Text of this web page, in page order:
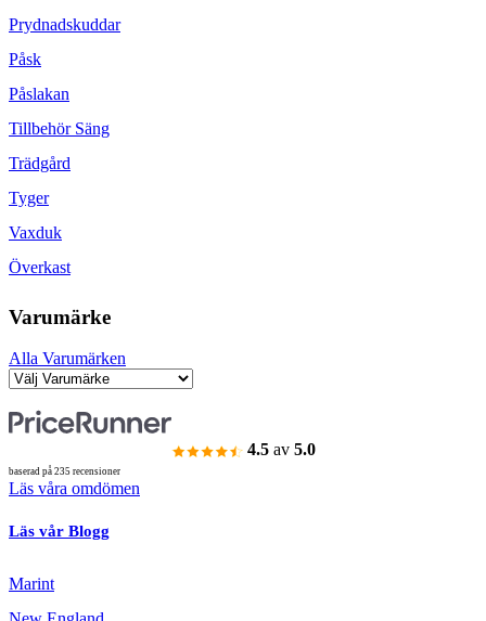
Prydnadskuddar
Påsk
Påslakan
Tillbehör Säng
Trädgård
Tyger
Vaxduk
Överkast
Varumärke
Alla Varumärken
4.5 av 5.0
baserad på 235 recensioner
Läs våra omdömen
Läs vår Blogg
Marint